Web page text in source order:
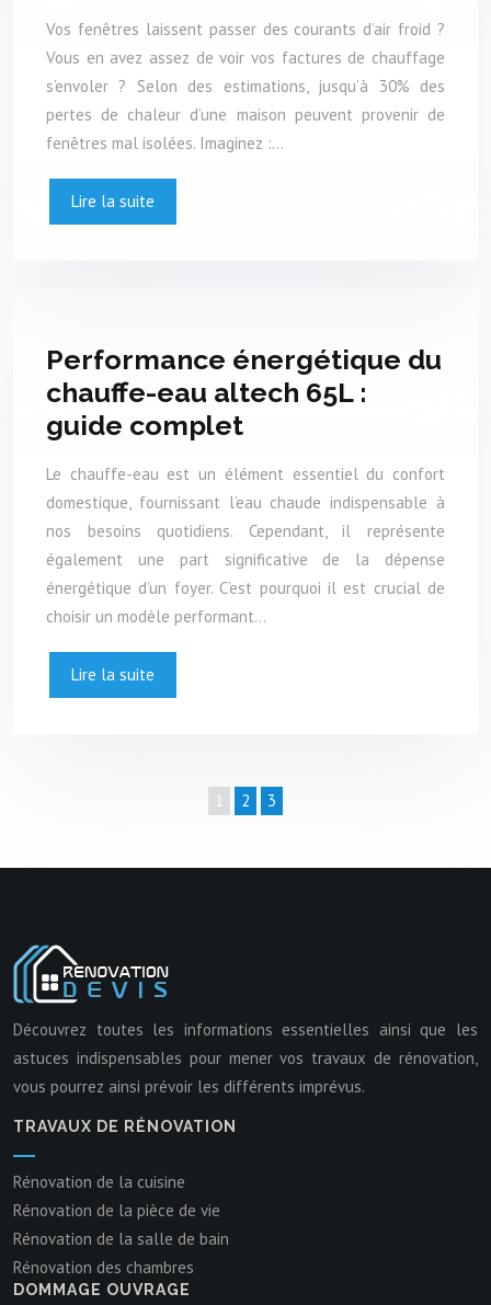
Vos fenêtres laissent passer des courants d’air froid ?
Vous en avez assez de voir vos factures de chauffage
s’envoler ? Selon des estimations, jusqu’à 30% des
pertes de chaleur d’une maison peuvent provenir de
fenêtres mal isolées. Imaginez :…
Lire la suite
Performance énergétique du
chauffe-eau altech 65L :
guide complet
Le chauffe-eau est un élément essentiel du confort
domestique, fournissant l’eau chaude indispensable à
nos besoins quotidiens. Cependant, il représente
également une part significative de la dépense
énergétique d’un foyer. C’est pourquoi il est crucial de
choisir un modèle performant…
Lire la suite
1 2 3
Découvrez toutes les informations essentielles ainsi que les
astuces indispensables pour mener vos travaux de rénovation,
vous pourrez ainsi prévoir les différents imprévus.
TRAVAUX DE RÉNOVATION
Rénovation de la cuisine
Rénovation de la pièce de vie
Rénovation de la salle de bain
Rénovation des chambres
DOMMAGE OUVRAGE